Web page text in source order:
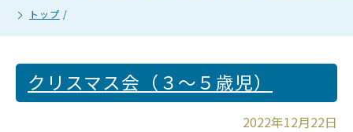
トップ /
クリスマス会（３～５歳児）
2022年12月22日